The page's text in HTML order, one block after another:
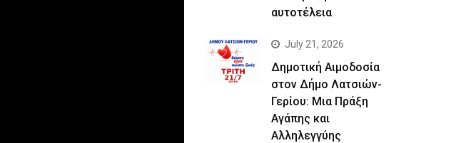
αυτοτέλεια
July 21, 2026
Δημοτική Αιμοδοσία
στον Δήμο Λατσιών-
Γερίου: Μια Πράξη
Αγάπης και
Αλληλεγγύης